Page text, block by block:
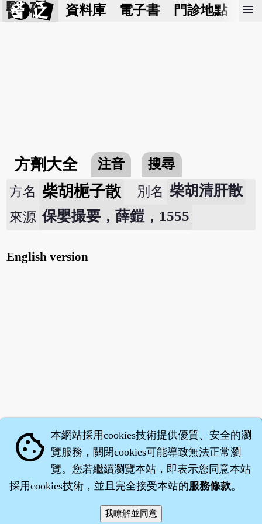
醫 砭 資料庫 電子書 門診地點 預
menu
方劑大全 注音
搜尋
方名 柴胡梔子散 別名 柴胡清肝散
來源 保嬰撮要，薛鎧，1555
English version
‧沈藥子©2008～2026
cookie 本網站採用cookies技術提供優質、安全的瀏
覽服務，關閉cookies可能導致無法正常瀏
覽。您若繼續瀏覽本站，即表示您同意本站
採用cookies技術，並且完全接受本站的服務條款。